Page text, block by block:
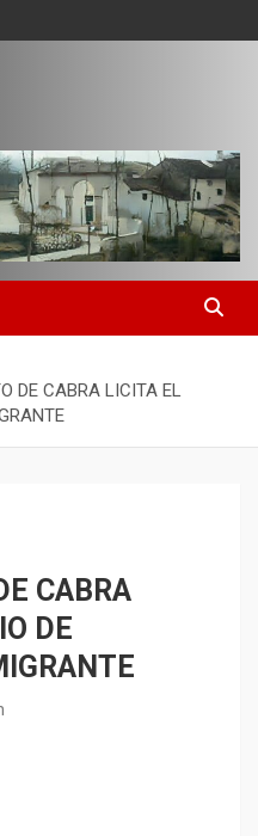
DE CABRA LICITA EL
CABRA
DE